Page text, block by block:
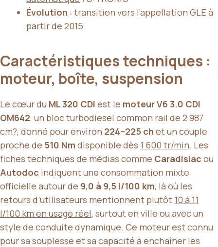
Évolution : transition vers l’appellation GLE à
partir de 2015
Caractéristiques techniques :
moteur, boîte, suspension
Le cœur du ML 320 CDI est le moteur V6 3.0 CDI
OM642, un bloc turbodiesel common rail de 2 987
cm?, donné pour environ 224–225 ch et un couple
proche de 510 Nm disponible dès 1 600 tr/min. Les
fiches techniques de médias comme Caradisiac ou
Autodoc indiquent une consommation mixte
officielle autour de 9,0 à 9,5 l/100 km, là où les
retours d’utilisateurs mentionnent plutôt 10 à 11
l/100 km en usage réel, surtout en ville ou avec un
style de conduite dynamique. Ce moteur est connu
pour sa souplesse et sa capacité à enchaîner les